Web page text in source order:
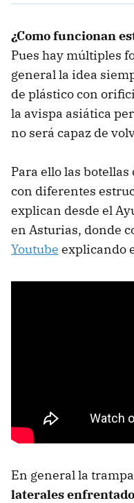
¿Como funcionan
Pues hay múltiples
general la idea
de plástico con
la avispa asiática
no será capaz de
Para ello las
con diferentes
explican desde el
en Asturias, donde
Youtube explicando
En general la
laterales